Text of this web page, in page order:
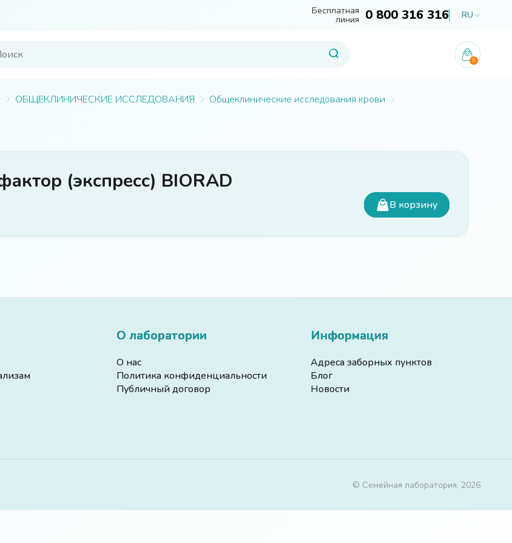
Бесплатная
линия 0 800 316 316 RU
0
ОБЩЕКЛИНИЧЕСКИЕ ИССЛЕДОВАНИЯ
Общеклинические исследования крови
(экспресс) BIORAD
В корзину
О лаборатории
О нас
Политика конфиденциальности
Публичный договор
Информация
Адреса заборных пунктов
Блог
Новости
© Семейная лаборатория, 2026